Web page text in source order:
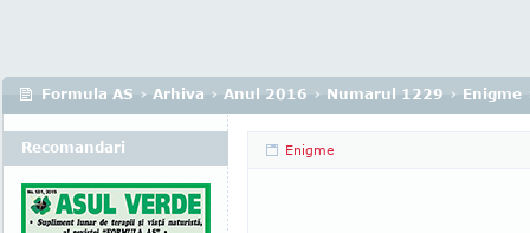
Formula AS › Arhiva › Anul 2016 › Numarul 1229 › Enigme
Enigme
Recomandari